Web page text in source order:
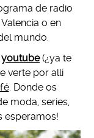
de radio
o en
mundo.
youtube(¿ya te
verte por allí
. Donde os
moda, series,
esperamos!